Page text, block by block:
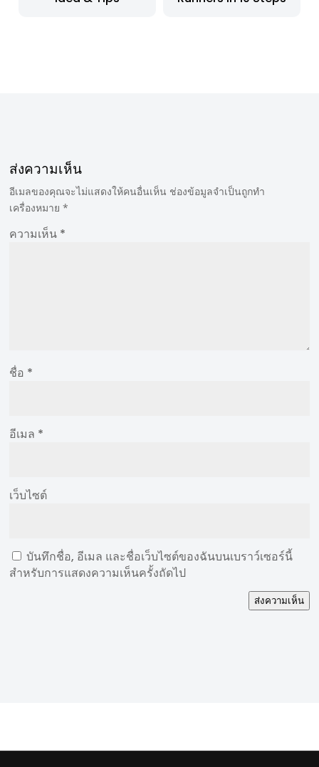
ส่งความเห็น
อีเมลของคุณจะไม่แสดงให้คนอื่นเห็น ช่องข้อมูลจำเป็นถูกทำ
เครื่องหมาย*
ความเห็น *
ชื่อ *
อีเมล *
เว็บไซต์
บันทึกชื่อ, อีเมล และชื่อเว็บไซต์ของฉันบนเบราว์เซอร์นี้
สำหรับการแสดงความเห็นครั้งถัดไป
ส่งความเห็น